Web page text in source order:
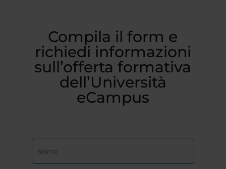
Compila il form e
richiedi informazioni
sull’offerta formativa
dell’Università
eCampus